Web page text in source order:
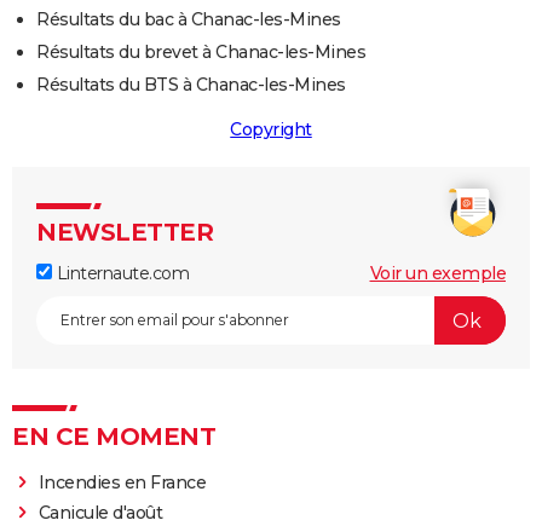
Résultats du bac à Chanac-les-Mines
Résultats du brevet à Chanac-les-Mines
Résultats du BTS à Chanac-les-Mines
Copyright
NEWSLETTER
Linternaute.com Voir un exemple
EN CE MOMENT
Incendies en France
Canicule d'août